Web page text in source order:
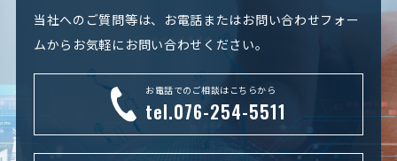
当社へのご質問等は、お電話またはお問い合わせフォー
ムからお気軽にお問い合わせください。
お電話でのご相談はこちらから
tel.076-254-5511